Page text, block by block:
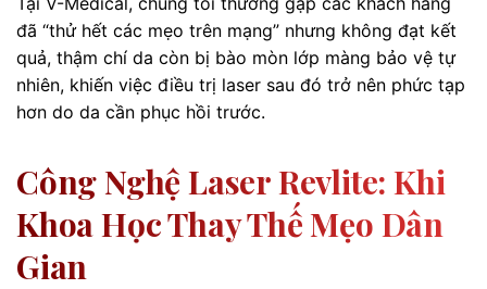
đã “thử hết các mẹo trên mạng” nhưng không đạt kết
quả, thậm chí da còn bị bào mòn lớp màng bảo vệ tự
nhiên, khiến việc điều trị laser sau đó trở nên phức tạp
hơn do da cần phục hồi trước.
Công Nghệ Laser Revlite: Khi
Khoa Học Thay Thế Mẹo Dân
Gian